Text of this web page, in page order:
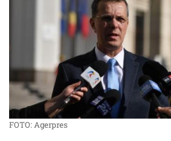
FOTO: Agerpres